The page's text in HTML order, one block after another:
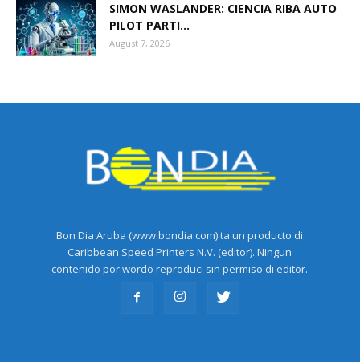
SIMON WASLANDER: CIENCIA RIBA AUTO
PILOT PARTI...
August 7, 2026
Bon Dia Aruba (www.bondia.com) ta un producto di
Caribbean Speed Printers N.V. (editor). Ningun
contenido por wordo reproduci sin permiso di editor.